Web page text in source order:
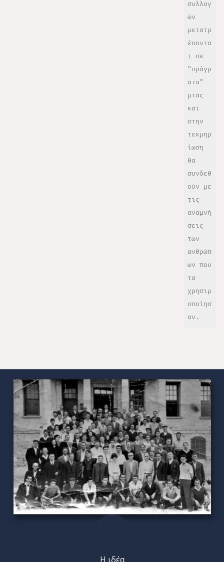
συλλογ
ών
μετατρ
έποντα
ι σε
"πράγμ
ατα"
μιας
και
στην
τεκμηρ
ίωση
θα
συνδεθ
ούν με
τις
αναμνή
σεις
των
ανθρώπ
ων που
τα
χρησιμ
οποίησ
αν.
Η ιδέα